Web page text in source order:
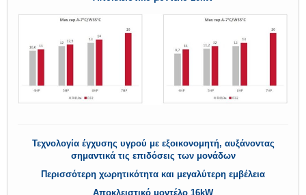
Τεχνολογία έγχυσης υγρού με εξοικονομητή, αυξάνοντας
σημαντικά τις επιδόσεις των μονάδων
Περισσότερη χωρητικότητα και μεγαλύτερη εμβέλεια
Αποκλειστικό μοντέλο 16kW